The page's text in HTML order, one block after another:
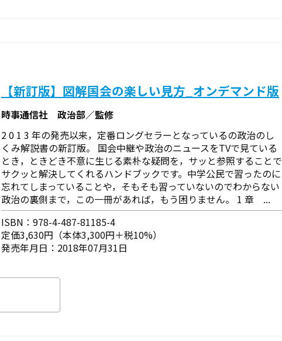
【新訂版】図解国会の楽しい見方_オンデマンド版
時事通信社 政治部／監修
2 0 1 3 年の発売以来，定番ロングセラーとなっているの政治のし
くみ解説書の新訂版。 国会中継や政治のニュースをTVで見ている
とき，ときどき不意に生じる素朴な疑問を，サッと参照することで
サクッと解決してくれるハンドブックです。中学公民で習ったのに
忘れてしまっていることや，そもそも習っていないのでわからない
政治の裏側まで，この一冊があれば，もう困りません。 1 章 ...
ISBN：978-4-487-81185-4
定価3,630円（本体3,300円＋税10%）
発売年月日：2018年07月31日